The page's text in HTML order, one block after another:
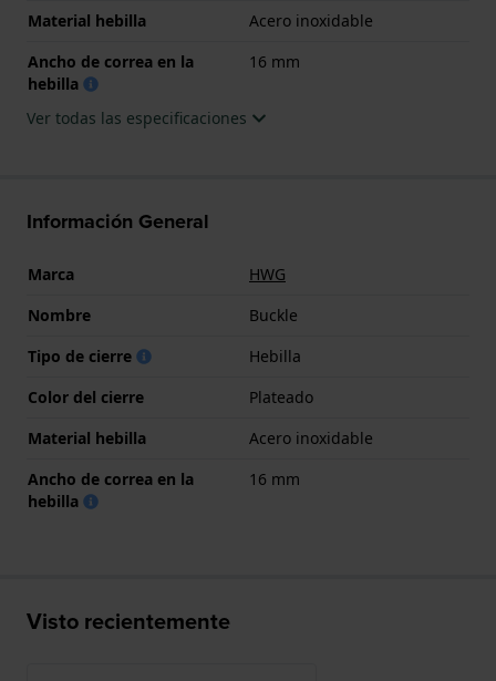
Material hebilla
Acero inoxidable
Ancho de correa en la
hebilla
16 mm
Ver todas las especificaciones
Información General
Marca
HWG
Nombre
Buckle
Tipo de cierre
Hebilla
Color del cierre
Plateado
Material hebilla
Acero inoxidable
Ancho de correa en la
hebilla
16 mm
Visto recientemente